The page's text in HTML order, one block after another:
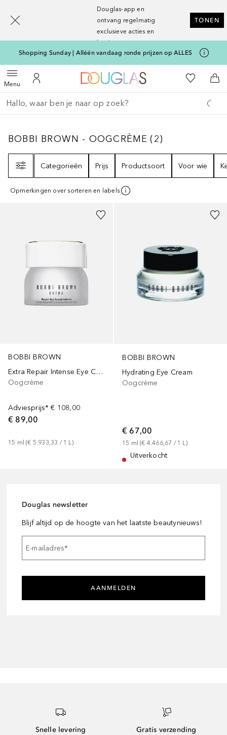
Douglas-app en
ontvang regelmatig
exclusieve acties en
kortingen
TONEN
Shopping Sunday | Alléén vandaag ronde prijzen op ALLES
MenuOpen menuNaar Mijn Account
Naar Douglas Home
Naar Mijn
Ga terug
Zoekopdracht uitvoeren
BOBBI BROWN - OOGCRÈME2
BOBBI BROWN - OOGCRÈME (2)
Categorieën
Prijs Productsoort Voor wie
Opmerkingen over sorteren en labels
BOBBI BROWN
Extra Repair Intense Eye Cream
Oogcrème
Adviesprijs* € 108,00
€ 89,00
15 ml (€ 5.933,33 / 1 L)
BOBBI BROWN
Hydrating Eye Cream
Oogcrème
€ 67,00
15 ml (€ 4.466,67 / 1 L)
Uitverkocht
Douglas newsletter
Blijf altijd op de hoogte van het laatste beautynieuws!
E-mailadres*
AANMELDEN
Snelle levering
Gratis verzending
[navigation.slideout.screenreader]